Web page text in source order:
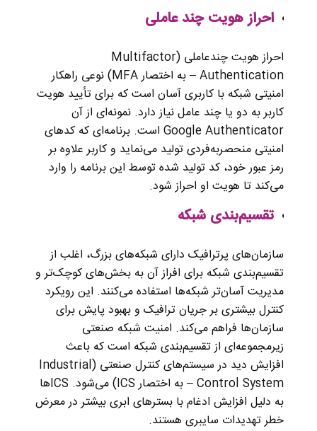
احراز هویت چند عاملی
احراز هویت چندعاملی (Multifactor
Authentication – به اختصار MFA) نوعی راهکار
امنیتی شبکه با کاربری آسان است که برای تأیید هویت
کاربر به دو یا چند عامل نیاز دارد. نمونه‌ای از آن
Google Authenticator است. برنامه‌ای که کدهای
امنیتی منحصربه‌فردی تولید می‌نماید و کاربر علاوه بر
رمز عبور خود، کد تولید شده توسط این برنامه را وارد
می‌کند تا هویت او احراز شود.
تقسیم‌بندی شبکه
سازمان‌های پرترافیک دارای شبکه‌های بزرگ، اغلب از
تقسیم‌بندی شبکه برای افراز آن به بخش‌های کوچک‌تر و
مدیریت آسان‌تر شبکه‌ها استفاده می‌کنند. این رویکرد
کنترل بیشتری بر جریان ترافیک و بهبود پایش برای
سازمان‌ها فراهم می‌کند. امنیت شبکه صنعتی
زیرمجموعه‌ای از تقسیم‌بندی شبکه است که باعث
افزایش دید در سیستم‌های کنترل صنعتی (Industrial
Control System – به اختصار ICS) می‌شود. ICSها
به دلیل افزایش ادغام با بسترهای ابری بیشتر در معرض
خطر تهدیدات سایبری هستند.